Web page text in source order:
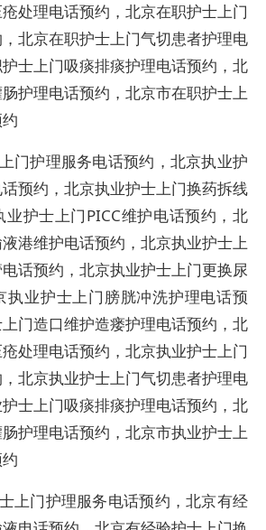
处理电话预约，北京在职护士上门
北京在职护士上门气切患者护理电
士上门吸痰排痰护理电话预约，北
护理电话预约，北京市在职护士上
门护理服务电话预约，北京执业护
预约，北京执业护士上门换药拆线
业护士上门PICC维护电话预约，北
港维护电话预约，北京执业护士上
话预约，北京执业护士上门更换尿
执业护士上门膀胱冲洗护理电话预
门造口维护造瘘护理电话预约，北
处理电话预约，北京执业护士上门
北京执业护士上门气切患者护理电
士上门吸痰排痰护理电话预约，北
护理电话预约，北京市执业护士上
上门护理服务电话预约，北京有经